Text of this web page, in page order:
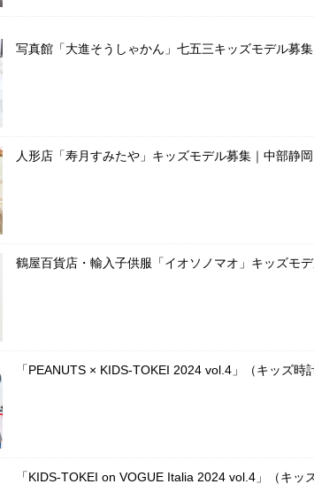
写真館「大進そうしゃかん」七五三キッズモデル募
人形店「寿月すみたや」キッズモデル募集｜中部静岡
鶴屋百貨店・輸入子供服「イオソノマオ」キッズモ
「PEANUTS × KIDS-TOKEI 2024 vol.4」（キッズ時
「KIDS-TOKEI on VOGUE Italia 2024 vol.4」（キッ